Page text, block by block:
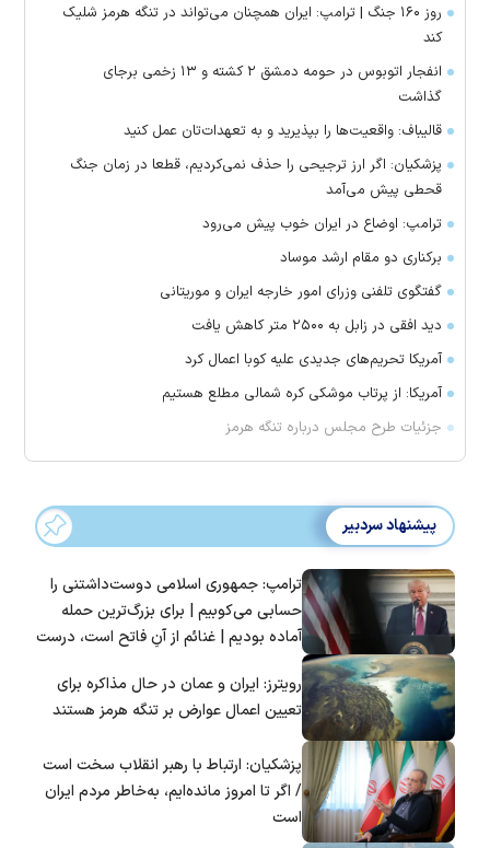
روز ۱۶۰ جنگ | ترامپ: ایران همچنان می‌تواند در تنگه هرمز شلیک
کند
انفجار اتوبوس در حومه دمشق ۲ کشته و ۱۳ زخمی برجای
گذاشت
قالیباف: واقعیت‌ها را بپذیرید و به تعهدات‌تان عمل کنید
پزشکیان: اگر ارز ترجیحی را حذف نمی‌کردیم، قطعا در زمان جنگ
قحطی پیش می‌آمد
ترامپ: اوضاع در ایران خوب پیش می‌رود
برکناری دو مقام ارشد موساد
گفتگوی تلفنی وزرای امور خارجه ایران و موریتانی
دید افقی در زابل به ۲۵۰۰ متر کاهش یافت
آمریکا تحریم‌های جدیدی علیه کوبا اعمال کرد
آمریکا: از پرتاب موشکی کره شمالی مطلع هستیم
جزئیات طرح مجلس درباره تنگه هرمز
پیشنهاد سردبیر
ترامپ: جمهوری اسلامی دوست‌داشتنی را
حسابی می‌کوبیم | برای بزرگ‌ترین حمله
آماده بودیم | غنائم از آنِ فاتح است، درست
رویترز: ایران و عمان در حال مذاکره برای
تعیین اعمال عوارض بر تنگه هرمز هستند
پزشکیان: ارتباط با رهبر انقلاب سخت است
/ اگر تا امروز مانده‌ایم، به‌خاطر مردم ایران
است